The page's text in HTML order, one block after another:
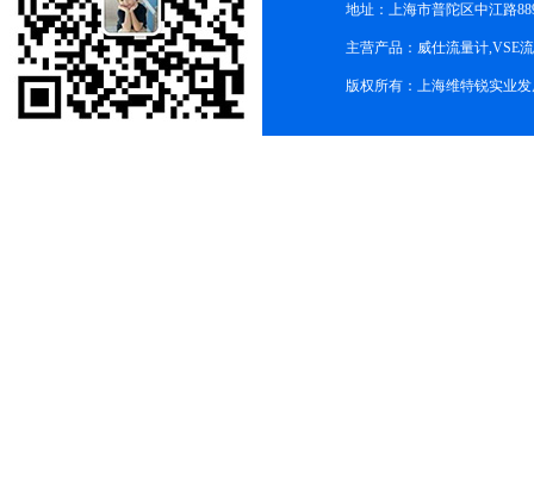
地址：上海市普陀区中江路
主营产品：威仕流量计,VSE
版权所有：上海维特锐实业